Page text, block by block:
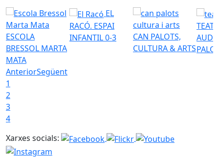
ESCOLA
BRESSOL MARTA
MATA
EL
RACÓ. ESPAI
INFANTIL 0-3
CAN PALOTS,
CULTURA & ARTS
AnteriorSegüent
1
2
3
4
Xarxes socials: